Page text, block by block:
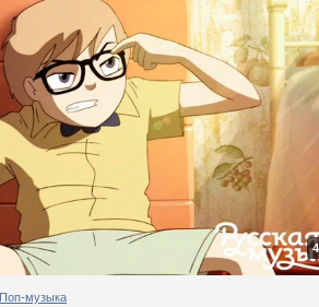
Поп-музыка